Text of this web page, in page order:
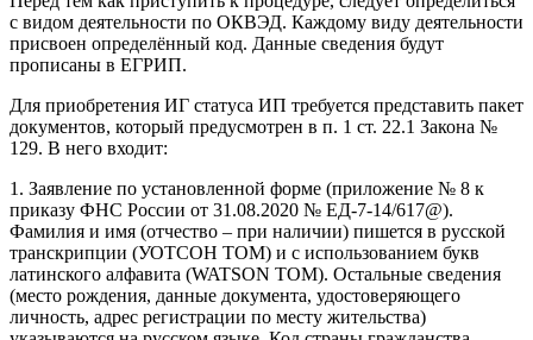
с видом деятельности по ОКВЭД. Каждому виду деятельности
присвоен определённый код. Данные сведения будут
прописаны в ЕГРИП.
Для приобретения ИГ статуса ИП требуется представить пакет
документов, который предусмотрен в п. 1 ст. 22.1 Закона №
129. В него входит:
1. Заявление по установленной форме (приложение № 8 к
приказу ФНС России от 31.08.2020 № ЕД-7-14/617@).
Фамилия и имя (отчество – при наличии) пишется в русской
транскрипции (УОТСОН ТОМ) и с использованием букв
латинского алфавита (WATSON TOM). Остальные сведения
(место рождения, данные документа, удостоверяющего
личность, адрес регистрации по месту жительства)